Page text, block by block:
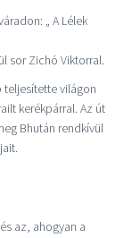
„ A Lélek
sor Zichó Viktorral.
teljesítette világon
kerékpárral. Az út
Bhután rendkívül
az, ahogyan a